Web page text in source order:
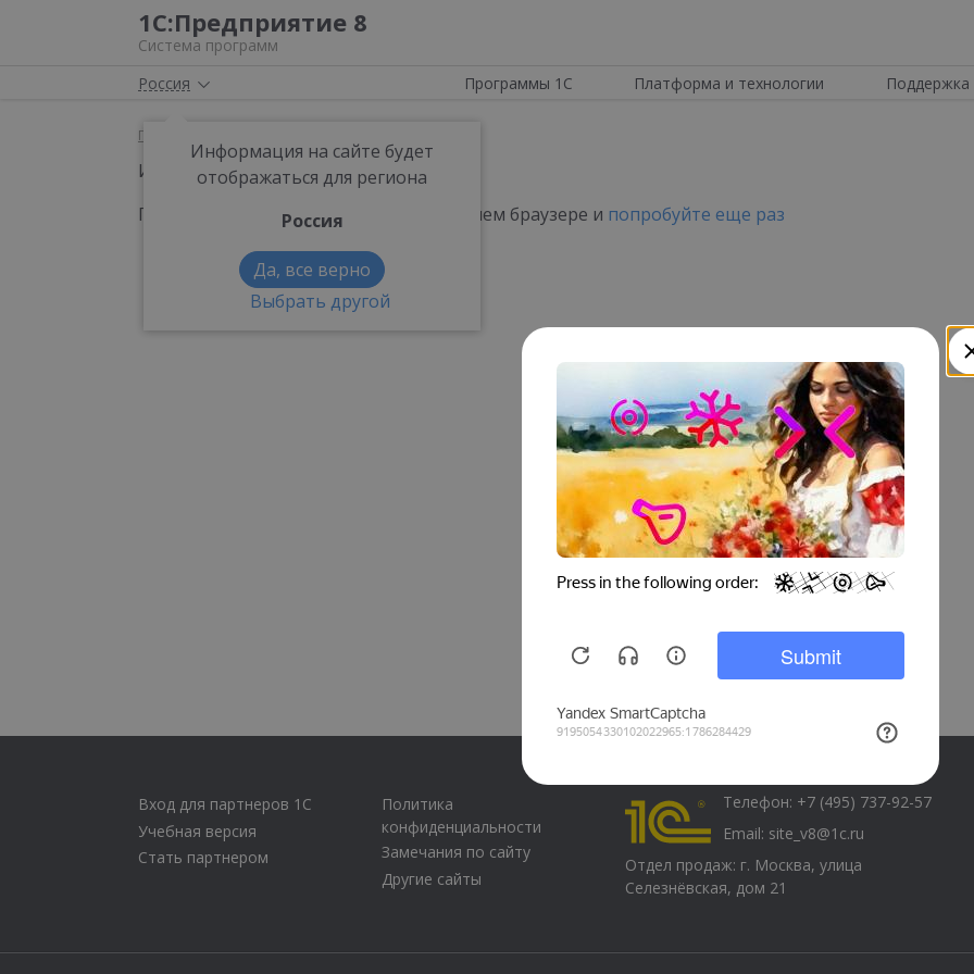
1С:Предприятие 8
Система программ
Россия
Информация на сайте будет
отображаться для региона
Россия
Да, все верно
Выбрать другой
Программы 1С Платформа и технологии Поддержка
Главная
Идет проверка доступа ...
Проверьте, включен ли javascript в вашем браузере и попробуйте еще раз
Вход для партнеров 1С
Учебная версия
Стать партнером
Политика
конфиденциальности
Замечания по сайту
Другие сайты
Телефон: +7 (495) 737-92-57
Email: site_v8@1c.ru
Отдел продаж: г. Москва, улица
Селезнёвская, дом 21